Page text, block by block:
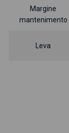
Margine
mantenimento
Leva